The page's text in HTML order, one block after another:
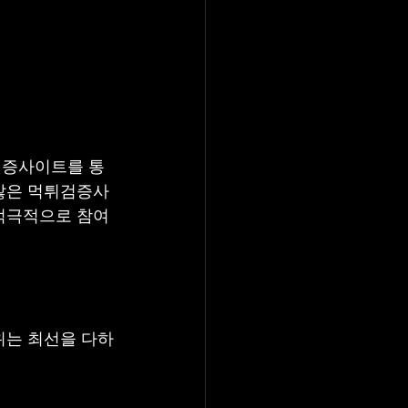
사이트를 통
은 먹튀검증사
적으로 참여
는 최선을 다하